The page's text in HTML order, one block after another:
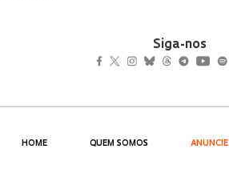
Siga-nos
HOME QUEM SOMOS ANUNCIE